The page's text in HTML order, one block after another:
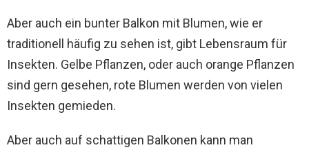
Aber auch ein bunter Balkon mit Blumen, wie er
traditionell häufig zu sehen ist, gibt Lebensraum für
Insekten. Gelbe Pflanzen, oder auch orange Pflanzen
sind gern gesehen, rote Blumen werden von vielen
Insekten gemieden.
Aber auch auf schattigen Balkonen kann man